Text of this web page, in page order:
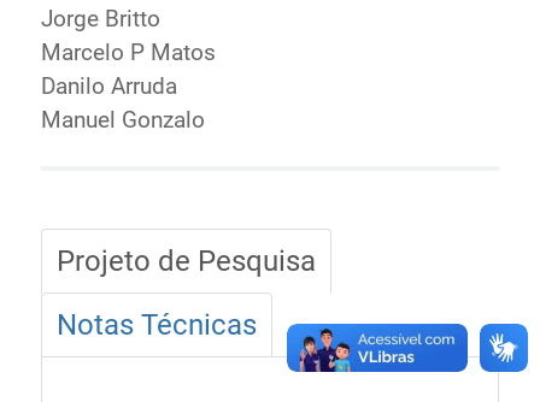
Jorge Britto
Marcelo P Matos
Danilo Arruda
Manuel Gonzalo
Projeto de Pesquisa
Notas Técnicas